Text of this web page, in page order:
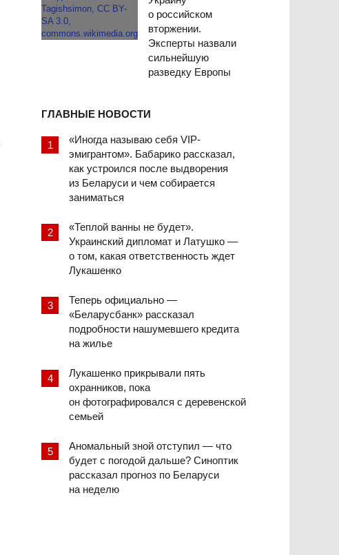
о российском
вторжении.
Эксперты назвали
сильнейшую
разведку Европы
ГЛАВНЫЕ НОВОСТИ
«Иногда называю себя VIP-
эмигрантом». Бабарико рассказал,
как устроился после выдворения
из Беларуси и чем собирается
заниматься
«Теплой ванны не будет».
Украинский дипломат и Латушко —
о том, какая ответственность ждет
Лукашенко
Теперь официально —
«Беларусбанк» рассказал
подробности нашумевшего кредита
на жилье
Лукашенко прикрывали пять
охранников, пока
он фотографировался с деревенской
семьей
Аномальный зной отступил — что
будет с погодой дальше? Синоптик
рассказал прогноз по Беларуси
на неделю